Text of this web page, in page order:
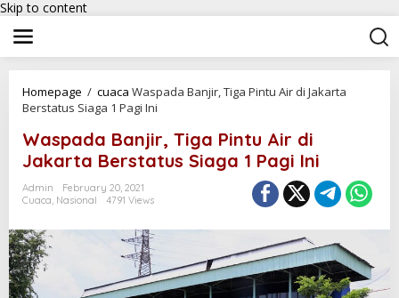
Skip to content
Homepage / cuaca Waspada Banjir, Tiga Pintu Air di Jakarta
Berstatus Siaga 1 Pagi Ini
Waspada Banjir, Tiga Pintu Air di
Jakarta Berstatus Siaga 1 Pagi Ini
Admin
February 20, 2021
Cuaca, Nasional 4791 Views